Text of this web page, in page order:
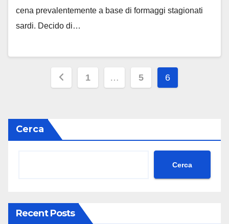
cena prevalentemente a base di formaggi stagionati
sardi. Decido di…
Paginazione
articoli
1 … 5 6
Cerca
Cerca
Recent Posts